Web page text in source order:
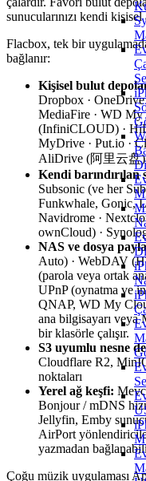
sunucularınızı kendi
Flacbox, tek bir
bağlanır:
Kişisel bulut
Dropbox ·
MediaFire · WD
(InfiniCLOUD) ·
MyDrive · Put.io ·
AliDrive (阿里云盘)
Kendi barındırılan
Subsonic (ve her
Funkwhale, Gonic,
Navidrome ·
ownCloud) ·
NAS ve dosya
Auto) · WebDAV
(parola veya ortak
UPnP (oynatma ve
QNAP, WD My
ana bilgisayarı veya
bir klasörle çalışır.
S3 uyumlu nesne
Cloudflare R2,
noktaları
Yerel ağ keşfi:
Bonjour / mDNS
Jellyfin, Emby
AirPort
yazmadan
Çoğu müzik uygulaması